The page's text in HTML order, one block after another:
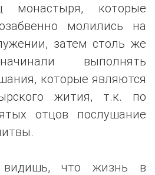
монастыря, которые
молились на
затем столь же
выполнять
которые являются
жития, т.к. по
отцов послушание
что жизнь в